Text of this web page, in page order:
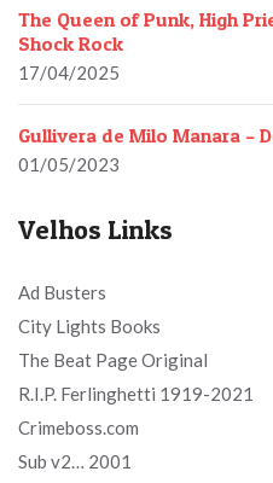
The Queen of Punk, High
Shock Rock
17/04/2025
Gullivera de Milo Manara –
01/05/2023
Velhos Links
Ad Busters
City Lights Books
The Beat Page Original
R.I.P. Ferlinghetti 1919-2021
Crimeboss.com
Sub v2… 2001